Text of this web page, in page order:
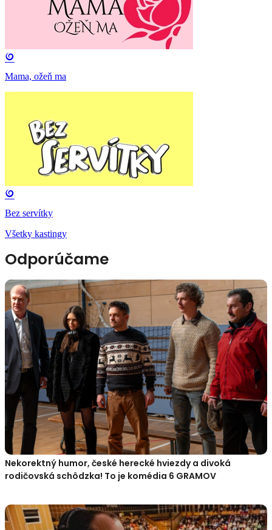
Mama, ožeň ma
Bez servítky
Všetky kastingy
Odporúčame
Nekorektný humor, české herecké hviezdy a divoká
rodičovská schôdzka! To je komédia 6 GRAMOV